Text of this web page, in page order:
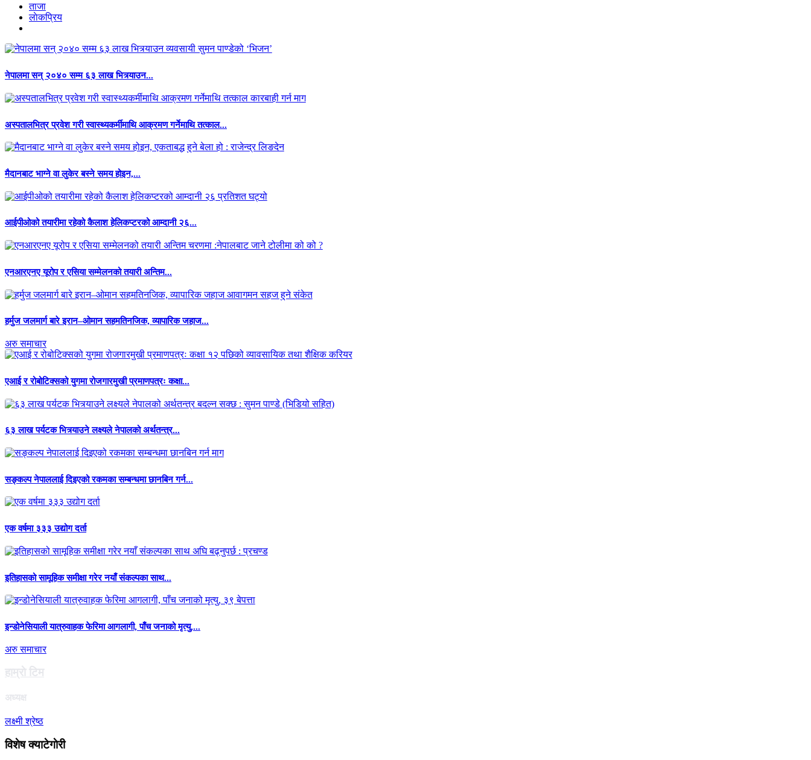
ताजा
लाेकप्रिय
नेपालमा सन् २०४० सम्म ६३ लाख भित्र्याउन...
अस्पतालभित्र प्रवेश गरी स्वास्थ्यकर्मीमाथि आक्रमण गर्नेमाथि तत्काल...
मैदानबाट भाग्ने वा लुकेर बस्ने समय होइन,...
आईपीओको तयारीमा रहेको कैलाश हेलिकप्टरको आम्दानी २६...
एनआरएनए यूरोप र एसिया सम्मेलनको तयारी अन्तिम...
हर्मुज जलमार्ग बारे इरान–ओमान सहमतिनजिक, व्यापारिक जहाज...
अरु समाचार
एआई र रोबोटिक्सको युगमा रोजगारमुखी प्रमाणपत्रः कक्षा...
६३ लाख पर्यटक भित्र्याउने लक्ष्यले नेपालको अर्थतन्त्र...
सङ्कल्प नेपाललाई दिइएको रकमका सम्बन्धमा छानबिन गर्न...
एक वर्षमा ३३३ उद्योग दर्ता
इतिहासको सामूहिक समीक्षा गरेर नयाँ संकल्पका साथ...
इन्डोनेसियाली यात्रुवाहक फेरिमा आगलागी, पाँच जनाको मृत्यु,...
अरु समाचार
हाम्राे टिम
अध्यक्ष
लक्ष्मी श्रेष्ठ
विशेष क्याटेगाेरी